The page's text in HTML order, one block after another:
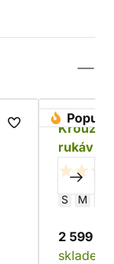
rukáv
S M
2 599 Kč
skladem